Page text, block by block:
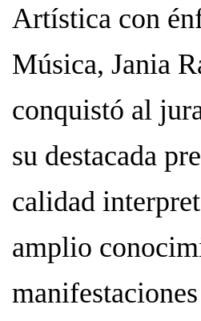
Artística con
Música, Jania
conquistó al
su destacada
calidad
amplio